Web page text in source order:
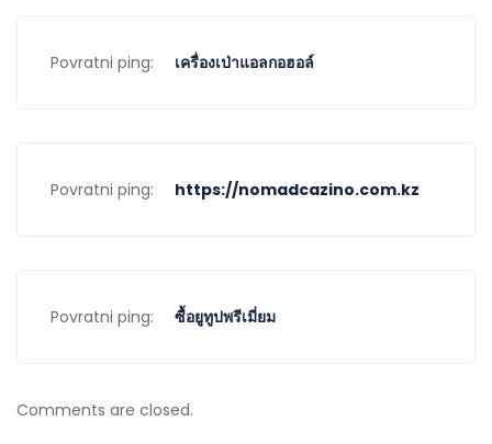
Povratni ping: เครื่องเป่าแอลกอฮอล์
Povratni ping: https://nomadcazino.com.kz
Povratni ping: ซื้อยูทูปพรีเมี่ยม
Comments are closed.